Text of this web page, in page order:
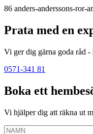
86 anders-anderssons-ror-
Prata med en
Vi ger dig gärna goda råd -
0571-341 81
Boka ett
Vi hjälper dig att räkna ut